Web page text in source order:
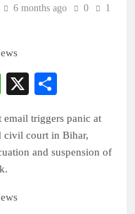
6 months ago 0
1
WhatsApp
X
email triggers panic at
civil court in Bihar,
and suspension of